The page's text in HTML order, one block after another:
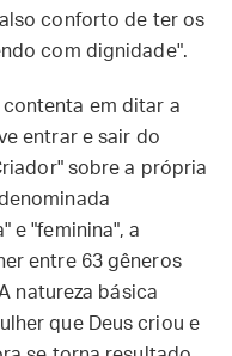
conforto de ter os
com dignidade".
em ditar a
entrar e sair do
sobre a própria
e "feminina", a
entre 63 gêneros
natureza básica
que Deus criou e